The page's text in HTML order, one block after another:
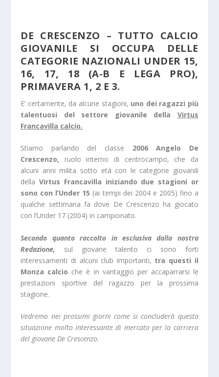
DE CRESCENZO – TUTTO CALCIO
GIOVANILE SI OCCUPA DELLE
CATEGORIE NAZIONALI UNDER 15,
16, 17, 18 (A-B E LEGA PRO),
PRIMAVERA 1, 2 E 3.
E’ certamente, da alcune stagioni, uno dei ragazzi più
talentuosi del settore giovanile della Virtus
Francavilla calcio.
Stiamo parlando del classe 2006 Angelo De
Crescenzo, ruolo interno di centrocampo, che da
alcuni anni milita sotto età con le categorie giovanili
dellaVirtus Francavilla iniziando due stagioni or
sono con l’Under 15 (ai tempi dei 2004 e 2005) fino a
qualche settimana fa dove De Crescenzo ha giocato
con l’Under 17 (2004) in campionato.
Secondo quanto raccolto in esclusiva dalla nostra
Redazione, sul giovane talento ci sono forti
interessamenti di alcuni club importanti, tra questi il
Monza calcio che è in vantaggio per accaparrarsi le
prestazioni sportive del ragazzo per la prossima
stagione.
Vedremo nei prossimi giorni come si concluderà questa
situazione molto interessante di mercato per la carriera
del giovane De Crescenzo.